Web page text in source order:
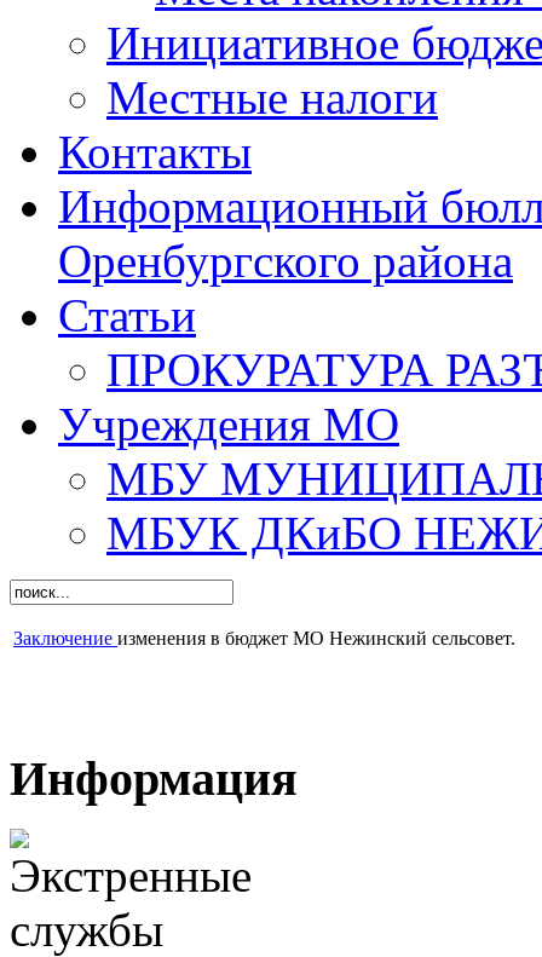
Инициативное
Местные налоги
Контакты
Информационный
Оренбургского района
Статьи
ПРОКУРАТУРА
Учреждения МО
МБУ
МБУК ДКиБО
Заключение изменения в бюджет МО Нежинский сельсовет.
Информация